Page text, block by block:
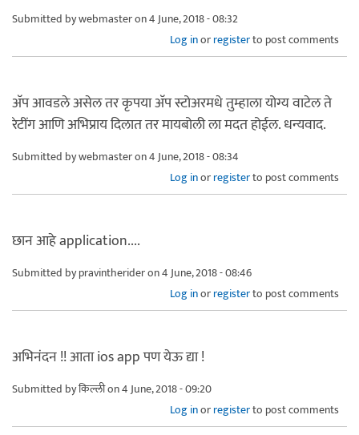
Submitted bywebmasteron 4 June, 2018 - 08:32
Log inorregisterto post comments
अ‍ॅप आवडले असेल तर कृपया अ‍ॅप स्टोअरमधे तुम्हाला योग्य वाटेल ते
रेटींग आणि अभिप्राय दिलात तर मायबोली ला मदत होईल. धन्यवाद.
Submitted bywebmasteron 4 June, 2018 - 08:34
Log inorregisterto post comments
छान आहे application....
Submitted bypravintherideron 4 June, 2018 - 08:46
Log inorregisterto post comments
अभिनंदन !! आता ios app पण येऊ द्या !
Submitted byकिल्लीon 4 June, 2018 - 09:20
Log inorregisterto post comments